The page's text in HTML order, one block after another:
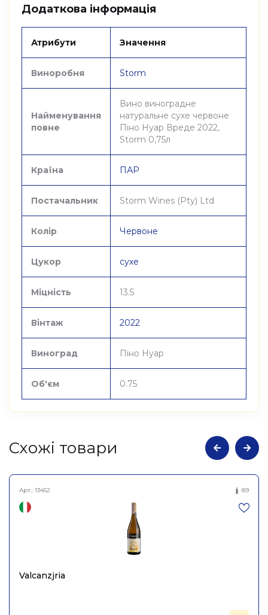
Додаткова інформація
Атрибути Значення
Виноробня Storm
Найменування
повне
Вино виноградне
натуральне сухе червоне
Піно Нуар Вреде 2022,
Storm 0,75л
Країна ПАР
Постачальник Storm Wines (Pty) Ltd
Колір Червоне
Цукор сухе
Міцність 13.5
Вінтаж 2022
Виноград Піно Нуар
Об'єм 0.75
Cхожі товари
Арт.: 13452 89
Valcanzjria